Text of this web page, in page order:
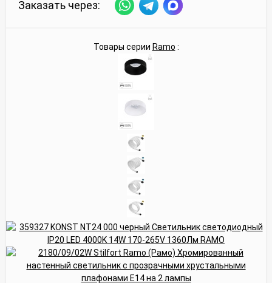
Заказать через:
Товары серии Ramo :